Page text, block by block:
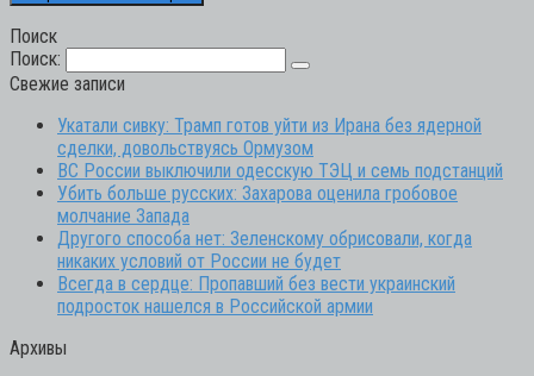
Поиск
Поиск:
Свежие записи
Укатали сивку: Трамп готов уйти из Ирана без ядерной
сделки, довольствуясь Ормузом
ВС России выключили одесскую ТЭЦ и семь подстанций
Убить больше русских: Захарова оценила гробовое
молчание Запада
Другого способа нет: Зеленскому обрисовали, когда
никаких условий от России не будет
Всегда в сердце: Пропавший без вести украинский
подросток нашелся в Российской армии
Архивы